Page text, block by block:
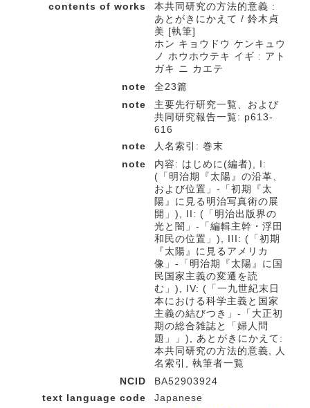
contents of works
本共同研究の方法的意義 :
あとがきにかえて / 鈴木貞
美 [執筆]
ホン キョウドウ ケンキュウ
ノ ホウホウテキ イギ : アト
ガキ ニ カエテ
note
全23篇
note
主要先行研究一覧、および
共同研究報告一覧: p613-
616
note
人名索引: 巻末
note
内容: はじめに(編者), I:
(「明治期『太陽』の沿革、
および位置」-「初期『太
陽』に見る明治写真術の展
開」), II: (「明治出版界の
光と闇」-「編輯主幹・浮田
和民の位置」), III: (「初期
『太陽』に見るアメリカ
像」-「明治期『太陽』に国
民国家主義の変遷を読
む」), IV: (「一九世紀末日
本における科学主義と国家
主義の結びつき」-「大正初
期の総合雑誌と「婦人問
題」」), あとがきにかえて:
本共同研究の方法的意義, 人
名索引, 執筆者一覧
NCID
BA52903924
text language code
Japanese